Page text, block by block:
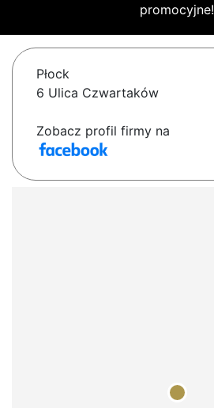
promocyjne!
Płock
6 Ulica Czwartaków
Zobacz profil firmy na